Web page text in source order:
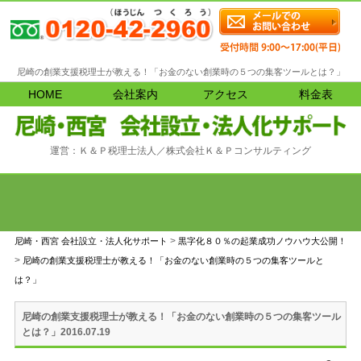
尼崎の創業支援税理士が教える！「お金のない創業時の５つの集客ツールとは？」
HOME 会社案内 アクセス 料金表
運営：Ｋ＆Ｐ税理士法人／株式会社Ｋ＆Ｐコンサルティング
尼崎・西宮 会社設立・法人化サポート > 黒字化８０％の起業成功ノウハウ大公開！
> 尼崎の創業支援税理士が教える！「お金のない創業時の５つの集客ツールと
は？」
尼崎の創業支援税理士が教える！「お金のない創業時の５つの集客ツール
とは？」 2016.07.19